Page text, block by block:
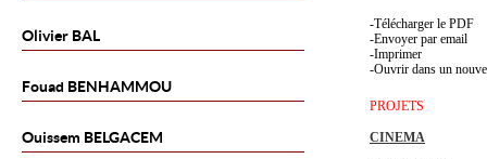
Olivier BAL
Fouad BENHAMMOU
Ouissem BELGACEM
Télécharger le PDF
Envoyer par email
Imprimer
Ouvrir dans un
PROJETS
CINEMA